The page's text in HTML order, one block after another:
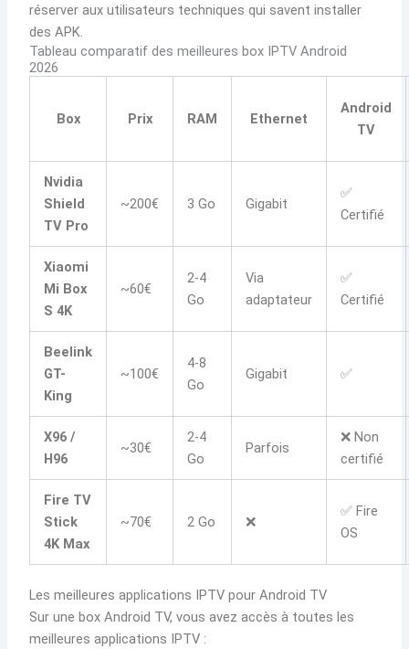
réserver aux utilisateurs techniques qui savent installer
des APK.
Tableau comparatif des meilleures box IPTV Android
2026
Box Prix RAM Ethernet
Android
TV
Nvidia
Shield
TV Pro
~200€ 3 Go Gigabit
✅
Certifié
Xiaomi
Mi Box
S 4K
~60€
2-4
Go
Via
adaptateur
✅
Certifié
Beelink
GT-
King
~100€
4-8
Go
Gigabit ✅
X96 /
H96
~30€
2-4
Go
Parfois
❌ Non
certifié
Fire TV
Stick
4K Max
~70€ 2 Go ❌
✅ Fire
OS
Les meilleures applications IPTV pour Android TV
Sur une box Android TV, vous avez accès à toutes les
meilleures applications IPTV :